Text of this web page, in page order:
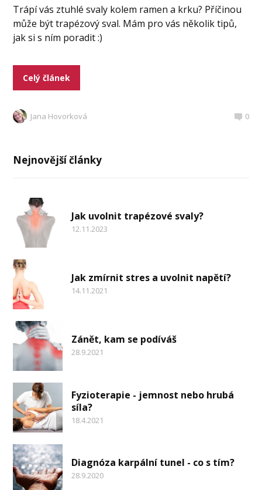
Trápí vás ztuhlé svaly kolem ramen a krku? Příčinou
může být trapézový sval. Mám pro vás několik tipů,
jak si s ním poradit :)
Celý článek
Jana Hovorková 0
Nejnovější články
Jak uvolnit trapézové svaly?
12.11.2023
Jak zmírnit stres a uvolnit napětí?
14.11.2021
Zánět, kam se podíváš
28.9.2021
Fyzioterapie - jemnost nebo hrubá
síla?
18.4.2021
Diagnóza karpální tunel - co s tím?
28.9.2020